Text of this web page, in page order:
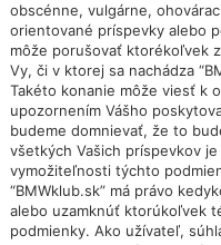
obscénne, vulgárne,
orientované príspevky alebo
môže porušovať ktorékoľvek
Vy, či v ktorej sa nachádza
Takéto konanie môže viesť k
upozornením Vášho
budeme domnievať, že to
všetkých Vašich príspevkov
vymožiteľnosti týchto
“BMWklub.sk” má právo
alebo uzamknúť ktorúkoľvek
podmienky. Ako užívateľ,